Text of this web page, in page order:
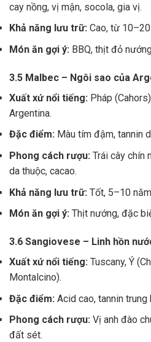
cay nồng, vị mận, socola, gia vị.
Khả năng lưu trữ: Cao, từ
Món ăn gợi ý: BBQ, thịt đỏ
3.5 Malbec – Ngôi sao của
Xuất xứ nổi tiếng: Pháp
Argentina.
Đặc điểm: Màu tím đậm, tannin
Phong cách rượu: Trái cây chín
da thuộc, cacao.
Khả năng lưu trữ: Tốt, 5–10
Món ăn gợi ý: Thịt nướng, đặc
3.6 Sangiovese – Linh hồn
Xuất xứ nổi tiếng: Tuscany, Ý
Montalcino).
Đặc điểm: Acid cao, tannin trung
Phong cách rượu: Vị anh đào
đất sét.